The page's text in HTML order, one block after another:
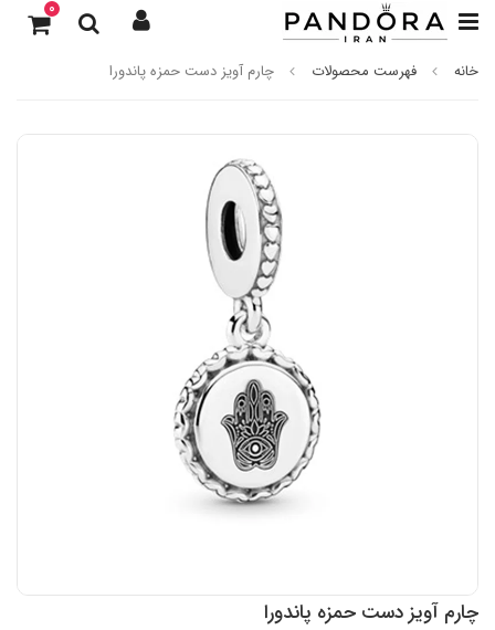
0
خانه فهرست محصولات چارم آویز دست حمزه پاندورا
چارم آویز دست حمزه پاندورا